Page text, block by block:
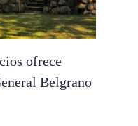
ofrece
Belgrano